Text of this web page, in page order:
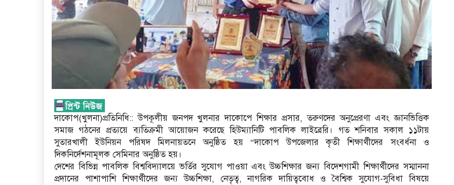
দাকোপ(খুলনা)প্রতিনিধি:: উপকূলীয় জনপদ খুলনার দাকোপে শিক্ষার প্রসার, তরুণদের অনুপ্রেরণা এবং জ্ঞানভিত্তিক
সমাজ গঠনের প্রত্যয়ে ব্যতিক্রমী আয়োজন করেছে হিউম্যানিটি পাবলিক লাইব্রেরি। গত শনিবার সকাল ১১টায়
সুতারখালী ইউনিয়ন পরিষদ মিলনায়তনে অনুষ্ঠিত হয় “দাকোপ উপজেলার কৃতী শিক্ষার্থীদের সংবর্ধনা ও
দিকনির্দেশনামূলক সেমিনার অনুষ্ঠিত হয়।
দেশের বিভিন্ন পাবলিক বিশ্ববিদ্যালয়ে ভর্তির সুযোগ পাওয়া এবং উচ্চশিক্ষার জন্য বিদেশগামী শিক্ষার্থীদের সম্মাননা
প্রদানের পাশাপাশি শিক্ষার্থীদের জন্য উচ্চশিক্ষা, নেতৃত্ব, নাগরিক দায়িত্ববোধ ও বৈশ্বিক সুযোগ-সুবিধা বিষয়ে